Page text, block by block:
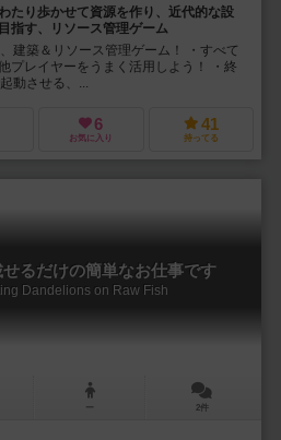
たり歩かせて資源を作り、近代的な設
指す、リソース管理ゲーム
建築＆リソース管理ゲーム！ ・すべて
プレイヤーをうまく活用しよう！ ・終
動させる、...
6
お気に入り
41
持ってる
るだけの簡単なお仕事です
Dandelions on Raw Fish
ー 2件